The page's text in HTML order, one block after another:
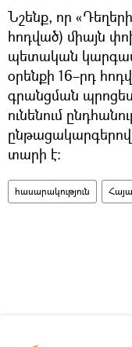
Նշենք, որ
հոդված) միայն
պետական
օրենքի 16–րդ
գրանցման
ունենում
տարի է:
հասարակություն